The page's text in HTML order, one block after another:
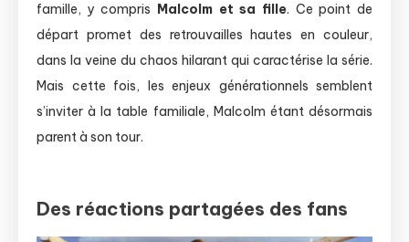
famille, y compris Malcolm et sa fille. Ce point de
départ promet des retrouvailles hautes en couleur,
dans la veine du chaos hilarant qui caractérise la série.
Mais cette fois, les enjeux générationnels semblent
s’inviter à la table familiale, Malcolm étant désormais
parent à son tour.
Des réactions partagées des fans